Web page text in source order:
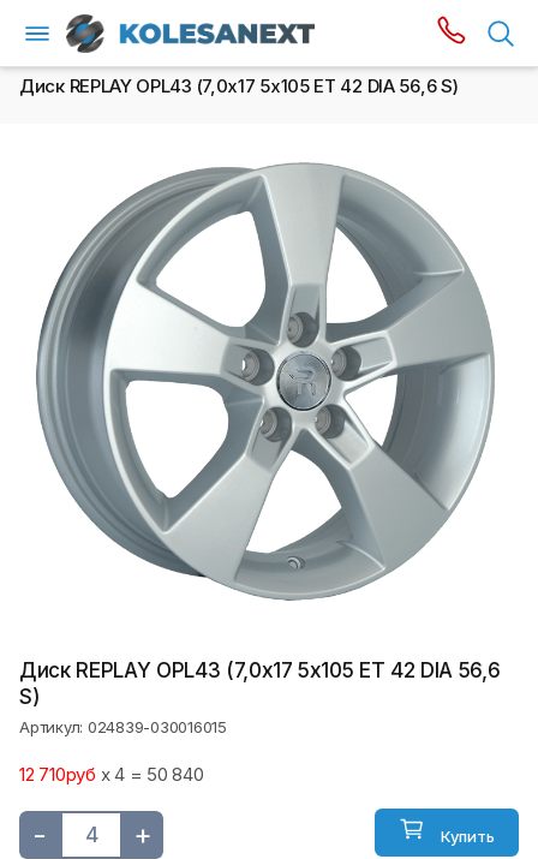
Диск REPLAY OPL43 (7,0х17 5x105 ET 42 DIA 56,6 S)
Диск REPLAY OPL43 (7,0х17 5x105 ET 42 DIA 56,6
S)
Артикул: 024839-030016015
12 710руб x 4 = 50 840
- + Купить